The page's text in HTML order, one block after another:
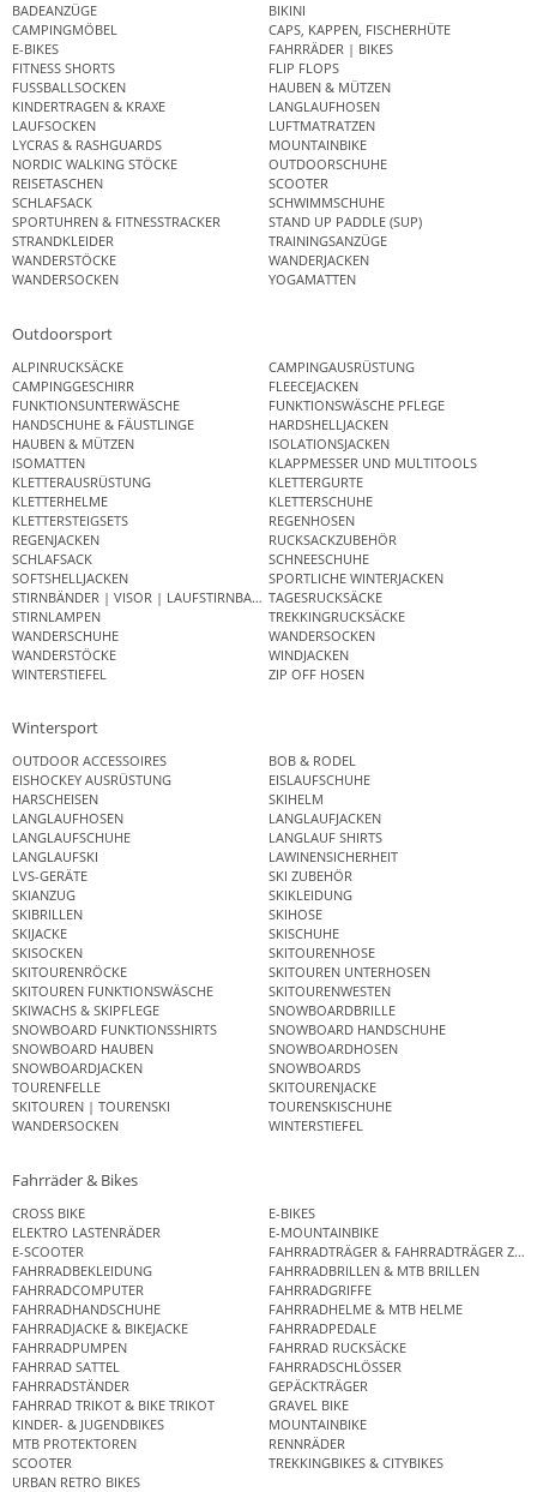
BADEANZÜGE
BIKINI
CAMPINGMÖBEL
CAPS, KAPPEN, FISCHERHÜTE
E-BIKES
FAHRRÄDER | BIKES
FITNESS SHORTS
FLIP FLOPS
FUSSBALLSOCKEN
HAUBEN & MÜTZEN
KINDERTRAGEN & KRAXE
LANGLAUFHOSEN
LAUFSOCKEN
LUFTMATRATZEN
LYCRAS & RASHGUARDS
MOUNTAINBIKE
NORDIC WALKING STÖCKE
OUTDOORSCHUHE
REISETASCHEN
SCOOTER
SCHLAFSACK
SCHWIMMSCHUHE
SPORTUHREN & FITNESSTRACKER
STAND UP PADDLE (SUP)
STRANDKLEIDER
TRAININGSANZÜGE
WANDERSTÖCKE
WANDERJACKEN
WANDERSOCKEN
YOGAMATTEN
Outdoorsport
ALPINRUCKSÄCKE
CAMPINGAUSRÜSTUNG
CAMPINGGESCHIRR
FLEECEJACKEN
FUNKTIONSUNTERWÄSCHE
FUNKTIONSWÄSCHE PFLEGE
HANDSCHUHE & FÄUSTLINGE
HARDSHELLJACKEN
HAUBEN & MÜTZEN
ISOLATIONSJACKEN
ISOMATTEN
KLAPPMESSER UND MULTITOOLS
KLETTERAUSRÜSTUNG
KLETTERGURTE
KLETTERHELME
KLETTERSCHUHE
KLETTERSTEIGSETS
REGENHOSEN
REGENJACKEN
RUCKSACKZUBEHÖR
SCHLAFSACK
SCHNEESCHUHE
SOFTSHELLJACKEN
SPORTLICHE WINTERJACKEN
STIRNBÄNDER | VISOR | LAUFSTIRNBANDTAGESRUCKSÄCKE
STIRNLAMPEN
TREKKINGRUCKSÄCKE
WANDERSCHUHE
WANDERSOCKEN
WANDERSTÖCKE
WINDJACKEN
WINTERSTIEFEL
ZIP OFF HOSEN
Wintersport
OUTDOOR ACCESSOIRES
BOB & RODEL
EISHOCKEY AUSRÜSTUNG
EISLAUFSCHUHE
HARSCHEISEN
SKIHELM
LANGLAUFHOSEN
LANGLAUFJACKEN
LANGLAUFSCHUHE
LANGLAUF SHIRTS
LANGLAUFSKI
LAWINENSICHERHEIT
LVS-GERÄTE
SKI ZUBEHÖR
SKIANZUG
SKIKLEIDUNG
SKIBRILLEN
SKIHOSE
SKIJACKE
SKISCHUHE
SKISOCKEN
SKITOURENHOSE
SKITOURENRÖCKE
SKITOUREN UNTERHOSEN
SKITOUREN FUNKTIONSWÄSCHE
SKITOURENWESTEN
SKIWACHS & SKIPFLEGE
SNOWBOARDBRILLE
SNOWBOARD FUNKTIONSSHIRTS
SNOWBOARD HANDSCHUHE
SNOWBOARD HAUBEN
SNOWBOARDHOSEN
SNOWBOARDJACKEN
SNOWBOARDS
TOURENFELLE
SKITOURENJACKE
SKITOUREN | TOURENSKI
TOURENSKISCHUHE
WANDERSOCKEN
WINTERSTIEFEL
Fahrräder & Bikes
CROSS BIKE
E-BIKES
ELEKTRO LASTENRÄDER
E-MOUNTAINBIKE
E-SCOOTER
FAHRRADTRÄGER & FAHRRADTRÄGER
FAHRRADBEKLEIDUNG
FAHRRADBRILLEN & MTB BRILLEN
FAHRRADCOMPUTER
FAHRRADGRIFFE
FAHRRADHANDSCHUHE
FAHRRADHELME & MTB HELME
FAHRRADJACKE & BIKEJACKE
FAHRRADPEDALE
FAHRRADPUMPEN
FAHRRAD RUCKSÄCKE
FAHRRAD SATTEL
FAHRRADSCHLÖSSER
FAHRRADSTÄNDER
GEPÄCKTRÄGER
FAHRRAD TRIKOT & BIKE TRIKOT
GRAVEL BIKE
KINDER- & JUGENDBIKES
MOUNTAINBIKE
MTB PROTEKTOREN
RENNRÄDER
SCOOTER
TREKKINGBIKES & CITYBIKES
URBAN RETRO BIKES